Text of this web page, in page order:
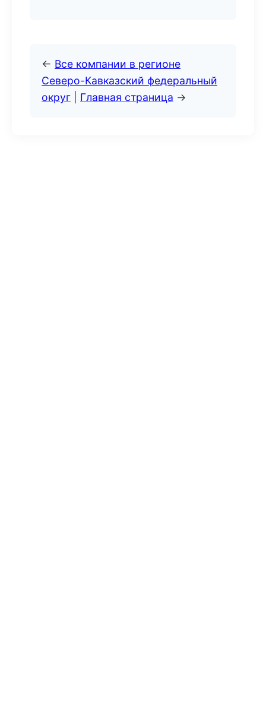
← Все компании в регионе
Северо-Кавказский федеральный
округ
Главная страница →